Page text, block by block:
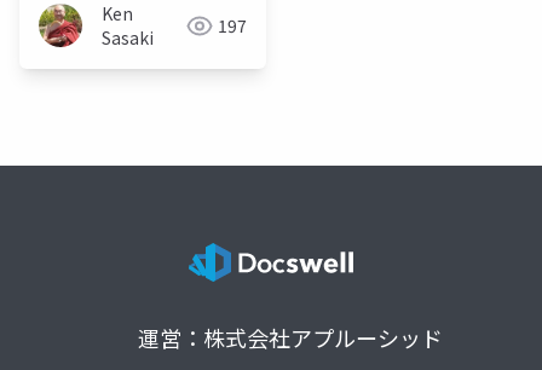
Ken
Sasaki
197
運営：株式会社アプルーシッド